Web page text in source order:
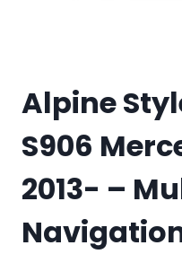
Alpine
S906
2013- –